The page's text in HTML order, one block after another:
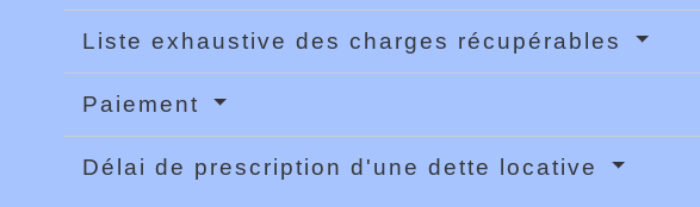
Liste exhaustive des charges récupérables
Paiement
Délai de prescription d'une dette locative